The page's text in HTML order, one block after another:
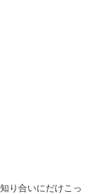
り合いにだけこっ